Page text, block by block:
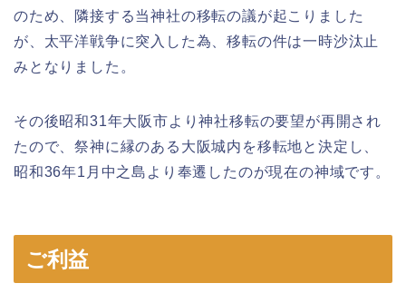
のため、隣接する当神社の移転の議が起こりました
が、太平洋戦争に突入した為、移転の件は一時沙汰止
みとなりました。
その後昭和31年大阪市より神社移転の要望が再開され
たので、祭神に縁のある大阪城内を移転地と決定し、
昭和36年1月中之島より奉遷したのが現在の神域です。
ご利益